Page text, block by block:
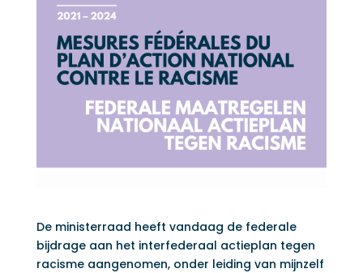
De ministerraad heeft vandaag de federale
bijdrage aan het interfederaal actieplan tegen
racisme aangenomen, onder leiding van mijnzelf